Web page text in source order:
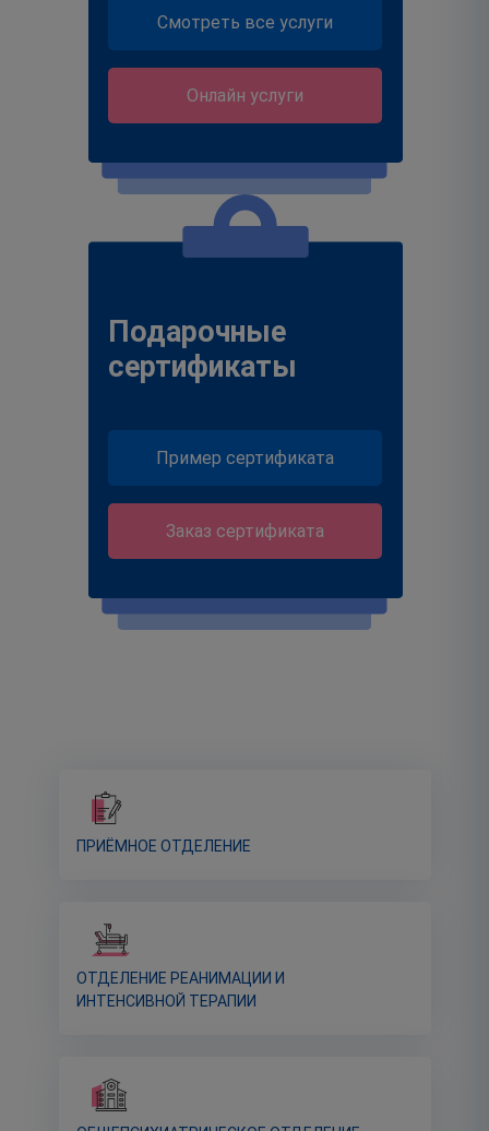
Смотреть все услуги
Онлайн услуги
Подарочные
сертификаты
Пример сертификата
Заказ сертификата
ПРИЁМНОЕ ОТДЕЛЕНИЕ
ОТДЕЛЕНИЕ РЕАНИМАЦИИ И
ИНТЕНСИВНОЙ ТЕРАПИИ